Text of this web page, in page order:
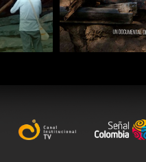
COMPARTIR